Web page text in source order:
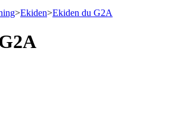
>Ekiden>Ekiden du G2A